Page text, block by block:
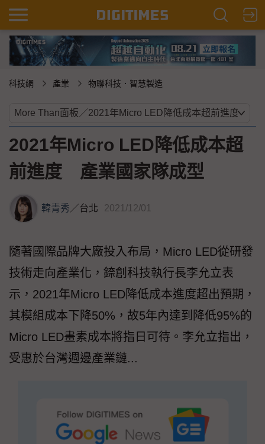
科技網 產業 物聯科技．智慧製造
2021年Micro LED降低成本超
前進度 產業國家隊成型
韓青秀／台北 2021/12/01
隨著國際品牌大廠投入布局，Micro LED從研發
技術走向產業化，錼創科技執行長李允立表
示，2021年Micro LED降低成本進度超出預期，
其模組成本下降50%，故5年內達到降低95%的
Micro LED畫素成本將指日可待。李允立指出，
受惠於台灣週邊產業鏈...